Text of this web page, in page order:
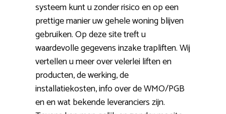
systeem kunt u zonder risico en op een
prettige manier uw gehele woning blijven
gebruiken. Op deze site treft u
waardevolle gegevens inzake trapliften. Wij
vertellen u meer over velerlei liften en
producten, de werking, de
installatiekosten, info over de WMO/PGB
en en wat bekende leveranciers zijn.